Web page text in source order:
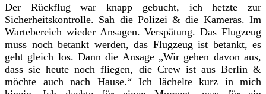
Der Rückflug war knapp gebucht, ich hetzte zur
Sicherheitskontrolle. Sah die Polizei & die Kameras. Im
Wartebereich wieder Ansagen. Verspätung. Das Flugzeug
muss noch betankt werden, das Flugzeug ist betankt, es
geht gleich los. Dann die Ansage „Wir gehen davon aus,
dass sie heute noch fliegen, die Crew ist aus Berlin &
möchte auch nach Hause.“ Ich lächelte kurz in mich